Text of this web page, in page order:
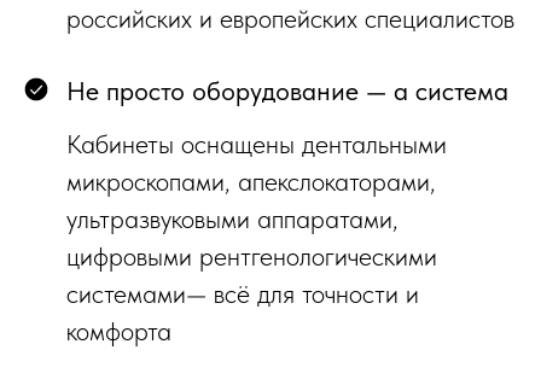
российских и европейских специалистов
Не просто оборудование — а система
Кабинеты оснащены дентальными
микроскопами, апекслокаторами,
ультразвуковыми аппаратами,
цифровыми рентгенологическими
системами— всё для точности и
комфорта